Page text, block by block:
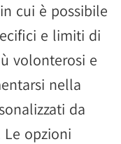
cui è possibile
e limiti di
volonterosi e
nella
da
Le opzioni